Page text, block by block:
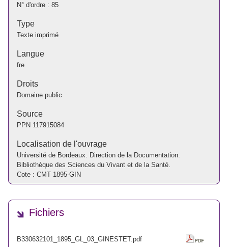
N° d'ordre : 85
Type
Texte imprimé
Langue
fre
Droits
Domaine public
Source
PPN 117915084
Localisation de l'ouvrage
Université de Bordeaux. Direction de la Documentation.
Bibliothèque des Sciences du Vivant et de la Santé.
Cote : CMT 1895-GIN
Fichiers
B330632101_1895_GL_03_GINESTET.pdf